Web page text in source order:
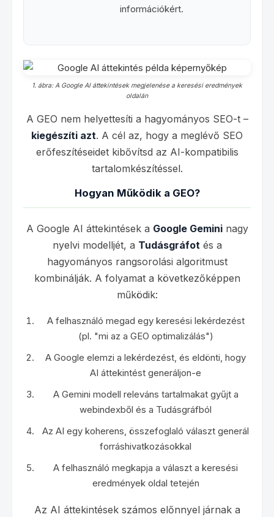
információkért.
1. ábra: A Google AI áttekintések megjelenése a keresési eredmények
oldalán
A GEO nem helyettesíti a hagyományos SEO-t –
kiegészíti azt. A cél az, hogy a meglévő SEO
erőfeszítéseidet kibővítsd az AI-kompatibilis
tartalomkészítéssel.
Hogyan Működik a GEO?
A Google AI áttekintések a Google Gemininagy
nyelvi modelljét, a Tudásgráfotés a
hagyományos rangsorolási algoritmust
kombinálják. A folyamat a következőképpen
működik:
A felhasználó megad egy keresési lekérdezést
(pl. "mi az a GEO optimalizálás")
A Google elemzi a lekérdezést, és eldönti, hogy
AI áttekintést generáljon-e
A Gemini modell releváns tartalmakat gyűjt a
webindexből és a Tudásgráfból
Az AI egy koherens, összefoglaló választ generál
forráshivatkozásokkal
A felhasználó megkapja a választ a keresési
eredmények oldal tetején
Az AI áttekintések számos előnnyel járnak a